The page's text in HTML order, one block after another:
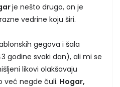
je nešto drugo, on je
vedrine koju širi.
gegova i šala
godine svaki dan), ali mi se
likovi olakšavaju
već negde čuli. Hogar,